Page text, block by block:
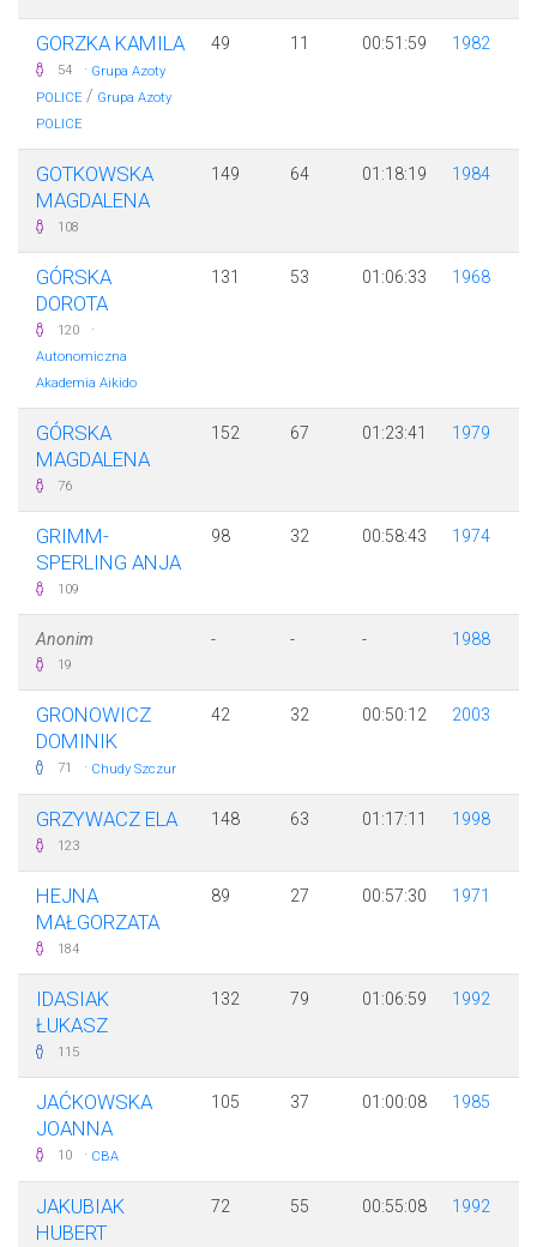
GORZKA KAMILA
54 · Grupa Azoty
POLICE / Grupa Azoty
POLICE
49 11 00:51:59 1982
GOTKOWSKA
MAGDALENA
108
149 64 01:18:19 1984
GÓRSKA
DOROTA
120 ·
Autonomiczna
Akademia Aikido
131 53 01:06:33 1968
GÓRSKA
MAGDALENA
76
152 67 01:23:41 1979
GRIMM-
SPERLING ANJA
109
98 32 00:58:43 1974
Anonim
19
- - - 1988
GRONOWICZ
DOMINIK
71 · Chudy Szczur
42 32 00:50:12 2003
GRZYWACZ ELA
123
148 63 01:17:11 1998
HEJNA
MAŁGORZATA
184
89 27 00:57:30 1971
IDASIAK
ŁUKASZ
115
132 79 01:06:59 1992
JAĆKOWSKA
JOANNA
10 · CBA
105 37 01:00:08 1985
JAKUBIAK
HUBERT
72 55 00:55:08 1992